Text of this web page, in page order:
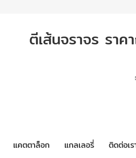
ตีเส้นจราจร รา
แคตตาล็อก แกลเลอรี่ ติดต่อเร